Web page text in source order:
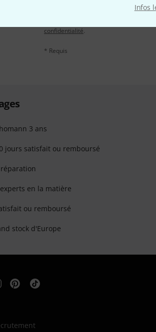
Infos
En cliquant sur "S'inscrire
confidentialité.
* Requis
3 ans
jours satisfait ou remboursé
en la matière
ou remboursé
stock d'Europe